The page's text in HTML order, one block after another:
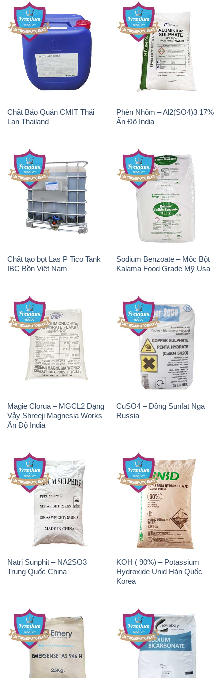
Chất Bảo Quản CMIT Thái
Lan Thailand
Phèn Nhôm – Al2(SO4)3 17%
Ấn Độ India
Chất tạo bọt Las P Tico Tank
IBC Bồn Việt Nam
Sodium Benzoate – Mốc Bột
Kalama Food Grade Mỹ Usa
Magie Clorua – MGCL2 Dạng
Vảy Shreeji Magnesia Works
Ấn Độ India
CuSO4 – Đồng Sunfat Nga
Russia
Natri Sunphit – NA2SO3
Trung Quốc China
KOH ( 90%) – Potassium
Hydroxide Unid Hàn Quốc
Korea